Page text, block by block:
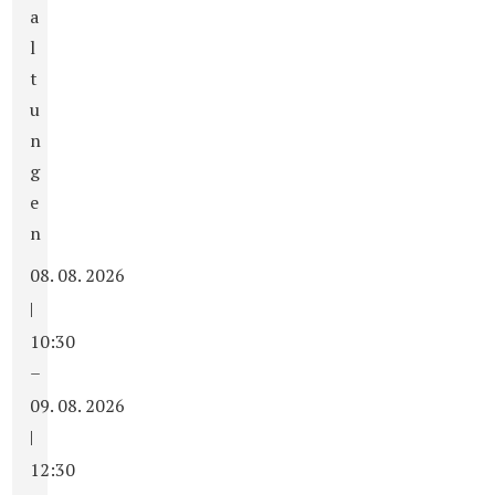
a
l
t
u
n
g
e
n
08. 08. 2026
|
10:30
–
09. 08. 2026
|
12:30